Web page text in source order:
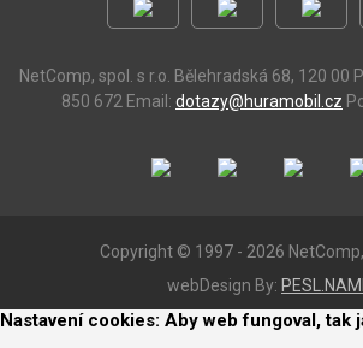
NetComp, spol. s r.o. Bělehradská 68, 120 00
850 672 Email: dotazy@huramobil.cz
Copyright © 1997 - 2026 NetComp,
webDesign By:
Nastavení cookies: Aby web fungoval, tak